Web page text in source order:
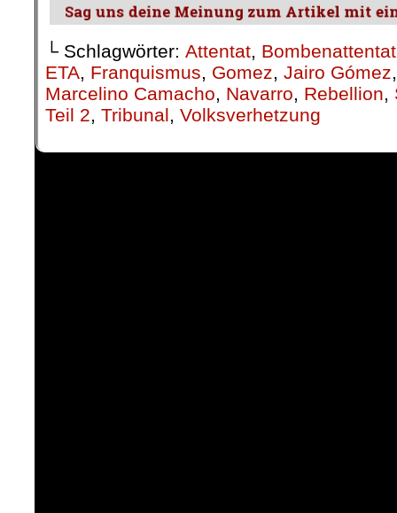
└ Schlagwörter: Attentat, Bombenattentat
ETA, Franquismus, Gomez, Jairo Gómez
Marcelino Camacho, Navarro, Rebellion,
Teil 2, Tribunal, Volksverhetzung